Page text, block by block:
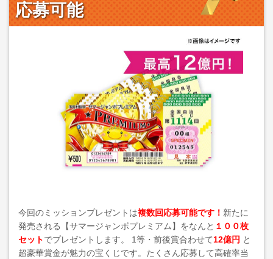
応募可能
今回のミッションプレゼントは複数回応募可能です！ 新たに
発売される【サマージャンボプレミアム】をなんと １００枚
セットでプレゼントします。 1等・前後賞合わせて12億円 と
超豪華賞金が魅力の宝くじです。たくさん応募して高確率当